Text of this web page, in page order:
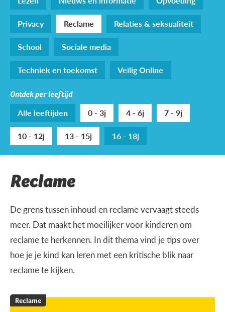
Privacy
Reclame
Relaties & seksualiteit
School
Sociale media
Techniek en toekomst
Veilig Online
Ontdek per leeftijd
Alle leeftijden 0 - 3j 4 - 6j
7 - 9j
10 - 12j
13 - 15j 16 - 18j
Reclame
De grens tussen inhoud en reclame vervaagt steeds
meer. Dat maakt het moeilijker voor kinderen om
reclame te herkennen. In dit thema vind je tips over
hoe je je kind kan leren met een kritische blik naar
reclame te kijken.
Reclame